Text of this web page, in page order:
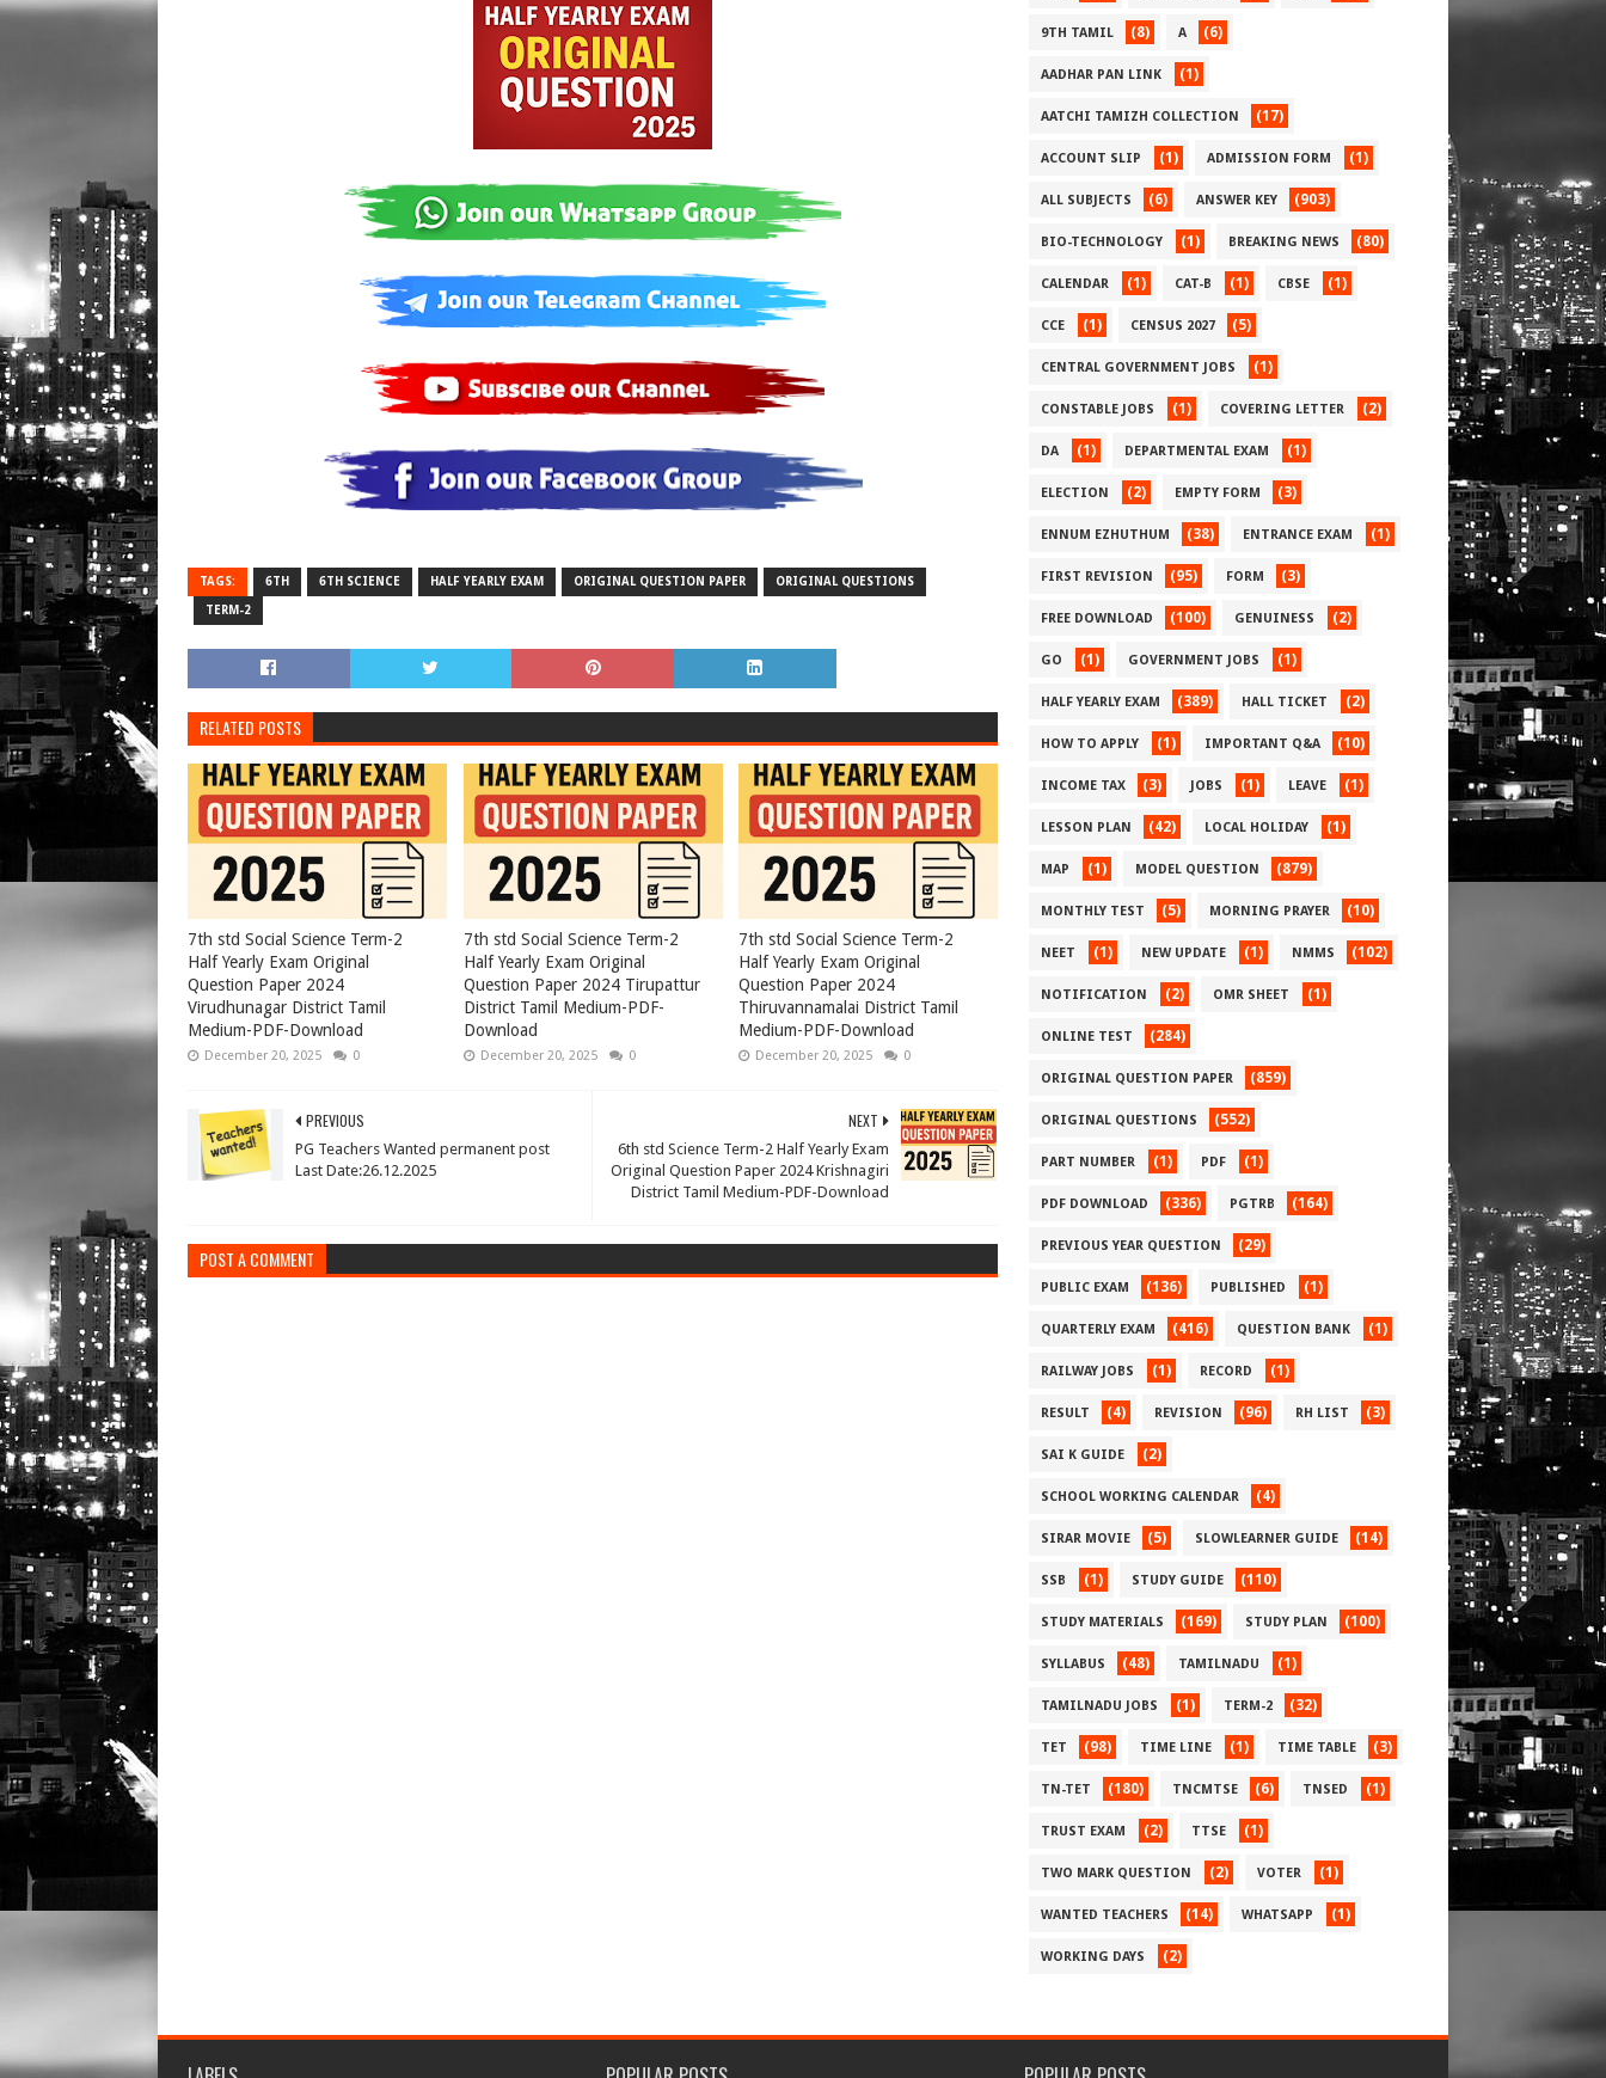
TAGS: 6TH 6TH SCIENCE HALF YEARLY EXAM ORIGINAL QUESTION PAPER ORIGINAL QUESTIONS
TERM-2
RELATED POSTS
7th std Social Science Term-2
Half Yearly Exam Original
Question Paper 2024
Virudhunagar District Tamil
Medium-PDF-Download
December 20, 2025 0
7th std Social Science Term-2
Half Yearly Exam Original
Question Paper 2024 Tirupattur
District Tamil Medium-PDF-
Download
December 20, 2025 0
7th std Social Science Term-2
Half Yearly Exam Original
Question Paper 2024
Thiruvannamalai District Tamil
Medium-PDF-Download
December 20, 2025 0
NEXT
6th std Science Term-2 Half Yearly Exam
Original Question Paper 2024 Krishnagiri
District Tamil Medium-PDF-Download
PREVIOUS
PG Teachers Wanted permanent post
Last Date:26.12.2025
POST A COMMENT
9TH TAMIL (8) A (6)
AADHAR PAN LINK (1)
AATCHI TAMIZH COLLECTION (17)
ACCOUNT SLIP (1) ADMISSION FORM (1)
ALL SUBJECTS (6) ANSWER KEY (903)
BIO-TECHNOLOGY (1) BREAKING NEWS (80)
CALENDAR (1) CAT-B (1) CBSE (1)
CCE (1) CENSUS 2027 (5)
CENTRAL GOVERNMENT JOBS (1)
CONSTABLE JOBS (1) COVERING LETTER (2)
DA (1) DEPARTMENTAL EXAM (1)
ELECTION (2) EMPTY FORM (3)
ENNUM EZHUTHUM (38) ENTRANCE EXAM (1)
FIRST REVISION (95) FORM (3)
FREE DOWNLOAD (100) GENUINESS (2)
GO (1) GOVERNMENT JOBS (1)
HALF YEARLY EXAM (389) HALL TICKET (2)
HOW TO APPLY (1) IMPORTANT Q&A (10)
INCOME TAX (3) JOBS (1) LEAVE (1)
LESSON PLAN (42) LOCAL HOLIDAY (1)
MAP (1) MODEL QUESTION (879)
MONTHLY TEST (5) MORNING PRAYER (10)
NEET (1) NEW UPDATE (1) NMMS (102)
NOTIFICATION (2) OMR SHEET (1)
ONLINE TEST (284)
ORIGINAL QUESTION PAPER (859)
ORIGINAL QUESTIONS (552)
PART NUMBER (1) PDF (1)
PDF DOWNLOAD (336) PGTRB (164)
PREVIOUS YEAR QUESTION (29)
PUBLIC EXAM (136) PUBLISHED (1)
QUARTERLY EXAM (416) QUESTION BANK (1)
RAILWAY JOBS (1) RECORD (1)
RESULT (4) REVISION (96) RH LIST (3)
SAI K GUIDE (2)
SCHOOL WORKING CALENDAR (4)
SIRAR MOVIE (5) SLOWLEARNER GUIDE (14)
SSB (1) STUDY GUIDE (110)
STUDY MATERIALS (169) STUDY PLAN (100)
SYLLABUS (48) TAMILNADU (1)
TAMILNADU JOBS (1) TERM-2 (32)
TET (98) TIME LINE (1) TIME TABLE (3)
TN-TET (180) TNCMTSE (6) TNSED (1)
TRUST EXAM (2) TTSE (1)
TWO MARK QUESTION (2) VOTER (1)
WANTED TEACHERS (14) WHATSAPP (1)
WORKING DAYS (2)